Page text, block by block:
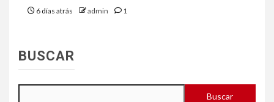
6 días atrás admin 1
BUSCAR
Buscar